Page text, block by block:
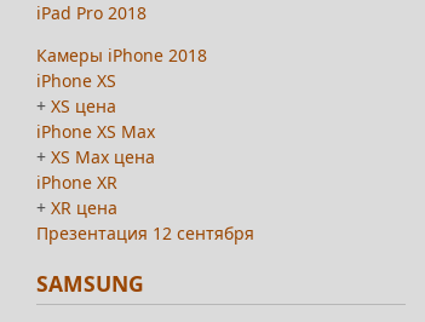
iPad Pro 2018
Камеры iPhone 2018
iPhone XS
+ XS цена
iPhone XS Max
+ XS Max цена
iPhone XR
+ XR цена
Презентация 12 сентября
SAMSUNG